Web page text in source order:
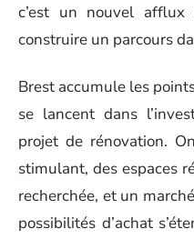
c’est un nouvel
construire un parcours
Brest accumule les
se lancent dans
projet de rénovation.
stimulant, des espaces
recherchée, et un
possibilités d’achat